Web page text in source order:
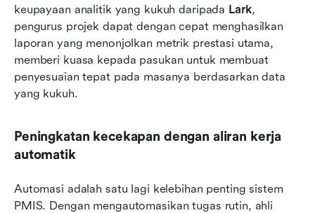
keupayaan analitik yang kukuh daripada Lark,
pengurus projek dapat dengan cepat menghasilkan
laporan yang menonjolkan metrik prestasi utama,
memberi kuasa kepada pasukan untuk membuat
penyesuaian tepat pada masanya berdasarkan data
yang kukuh.
Peningkatan kecekapan dengan aliran kerja
automatik
Automasi adalah satu lagi kelebihan penting sistem
PMIS. Dengan mengautomasikan tugas rutin, ahli